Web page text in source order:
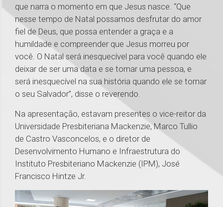
que narra o momento em que Jesus nasce. “Que
nesse tempo de Natal possamos desfrutar do amor
fiel de Deus, que possa entender a graça e a
humildade e compreender que Jesus morreu por
você. O Natal será inesquecível para você quando ele
deixar de ser uma data e se tornar uma pessoa, e
será inesquecível na sua história quando ele se tornar
o seu Salvador”, disse o reverendo.
Na apresentação, estavam presentes o vice-reitor da
Universidade Presbiteriana Mackenzie, Marco Tullio
de Castro Vasconcelos, e o diretor de
Desenvolvimento Humano e Infraestrutura do
Instituto Presbiteriano Mackenzie (IPM), José
Francisco Hintze Jr.